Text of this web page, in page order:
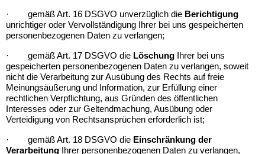
· gemäß Art. 16 DSGVO unverzüglich die Berichtigung
unrichtiger oder Vervollständigung Ihrer bei uns gespeicherten
personenbezogenen Daten zu verlangen;
· gemäß Art. 17 DSGVO die Löschung
Ihrer bei uns
gespeicherten personenbezogenen Daten zu verlangen, soweit
nicht die Verarbeitung zur Ausübung des Rechts auf freie
Meinungsäußerung und Information, zur Erfüllung einer
rechtlichen Verpflichtung, aus Gründen des öffentlichen
Interesses oder zur Geltendmachung, Ausübung oder
Verteidigung von Rechtsansprüchen erforderlich ist;
· gemäß Art. 18 DSGVO die Einschränkung der
Verarbeitung
Ihrer personenbezogenen Daten zu verlangen,